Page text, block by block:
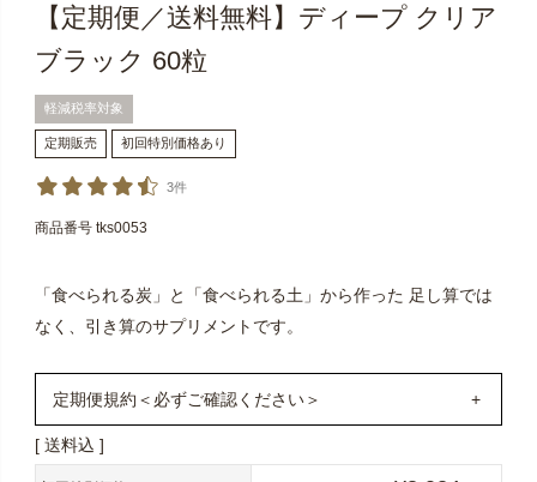
【定期便／送料無料】ディープ クリア
ブラック 60粒
軽減税率対象
定期販売 初回特別価格あり
3件
商品番号 tks0053
「食べられる炭」と「食べられる土」から作った 足し算では
なく、引き算のサプリメントです。
定期便規約＜必ずご確認ください＞
1年定期購入いただくと、通常購入より15,719円お得に！
送料込